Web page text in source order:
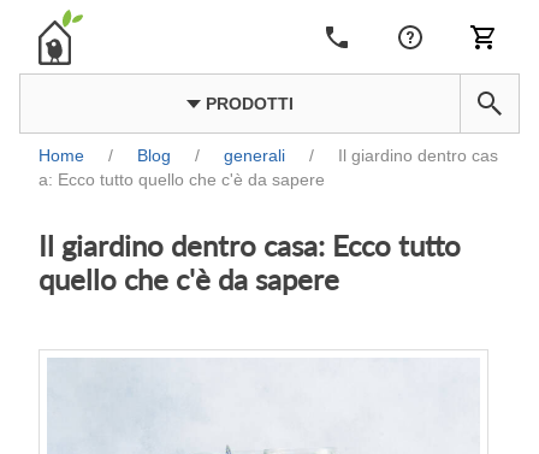
PRODOTTI
Home / Blog / generali /
Il giardino dentro cas
a: Ecco tutto quello che c'è da sapere
Il giardino dentro casa: Ecco tutto
quello che c'è da sapere